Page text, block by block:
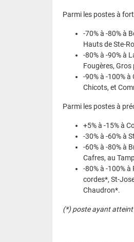
+7,6°C le 6 à
70 km/h le 18
Parmi les postes à
-70% à -80% à
Hauts de Ste-
-80% à -90% à
Fougères, Gros
-90% à -100%
Chicots, et
Parmi les postes à
+5% à -15% à
-30% à -60% à
-60% à -80% à
Cafres, au
-80% à -100%
cordes*, St-
Chaudron*.
(*) poste ayant atteint